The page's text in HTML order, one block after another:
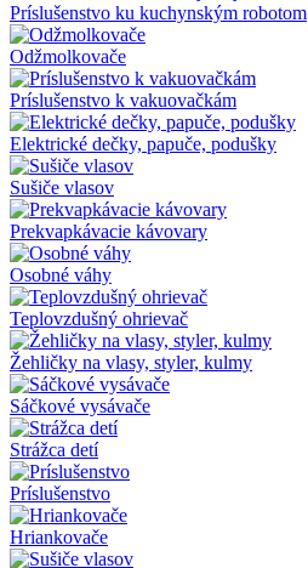
Príslušenstvo ku kuchynským robotom
Odžmolkovače
Príslušenstvo k vakuovačkám
Elektrické dečky, papuče, podušky
Sušiče vlasov
Prekvapkávacie kávovary
Osobné váhy
Teplovzdušný ohrievač
Žehličky na vlasy, styler, kulmy
Sáčkové vysávače
Strážca detí
Príslušenstvo
Hriankovače